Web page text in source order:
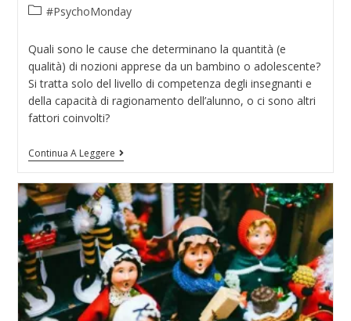
#PsychoMonday
Quali sono le cause che determinano la quantità (e
qualità) di nozioni apprese da un bambino o adolescente?
Si tratta solo del livello di competenza degli insegnanti e
della capacità di ragionamento dell’alunno, o ci sono altri
fattori coinvolti?
Continua A Leggere